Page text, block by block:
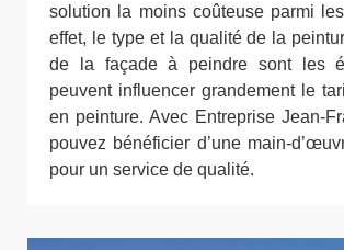
solution la moins coûteuse parmi
effet, le type et la qualité de la
de la façade à peindre sont les
peuvent influencer grandement le
en peinture. Avec Entreprise Jean-
pouvez bénéficier d’une main-
pour un service de qualité.